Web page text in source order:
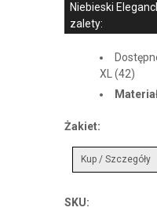
Niebieski
zalety:
XL (42)
Żakiet:
Kup / Szczegóły
SKU: